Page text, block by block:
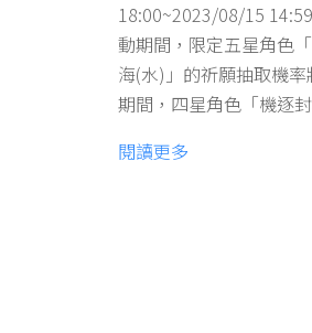
18:00~2023/08/15
動期間，限定五星角色
海(水)」的祈願抽取機
期間，四星角色「機逐
閱讀更多